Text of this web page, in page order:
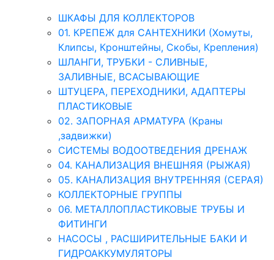
ШКАФЫ ДЛЯ КОЛЛЕКТОРОВ
01. КРЕПЕЖ для САНТЕХНИКИ (Хомуты,
Клипсы, Кронштейны, Скобы, Крепления)
ШЛАНГИ, ТРУБКИ - СЛИВНЫЕ,
ЗАЛИВНЫЕ, ВСАСЫВАЮЩИЕ
ШТУЦЕРА, ПЕРЕХОДНИКИ, АДАПТЕРЫ
ПЛАСТИКОВЫЕ
02. ЗАПОРНАЯ АРМАТУРА (Краны
,задвижки)
СИСТЕМЫ ВОДООТВЕДЕНИЯ ДРЕНАЖ
04. КАНАЛИЗАЦИЯ ВНЕШНЯЯ (РЫЖАЯ)
05. КАНАЛИЗАЦИЯ ВНУТРЕННЯЯ (СЕРАЯ)
КОЛЛЕКТОРНЫЕ ГРУППЫ
06. МЕТАЛЛОПЛАСТИКОВЫЕ ТРУБЫ И
ФИТИНГИ
НАСОСЫ , РАСШИРИТЕЛЬНЫЕ БАКИ И
ГИДРОАККУМУЛЯТОРЫ